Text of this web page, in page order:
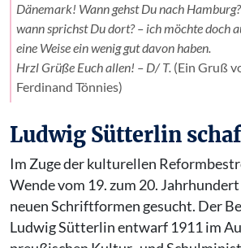
Dänemark! Wann gehst Du nach Hamburg?
wann sprichst Du dort? – ich möchte doch
eine Weise ein wenig gut davon haben.
Hrzl Grüße Euch allen! – D/ T. (Ein Gruß
Ferdinand Tönnies)
Ludwig Sütterlin
Im Zuge der kulturellen
Wende vom 19. zum 20.
neuen Schriftformen gesucht. Der
Ludwig Sütterlin entwarf 1911 im